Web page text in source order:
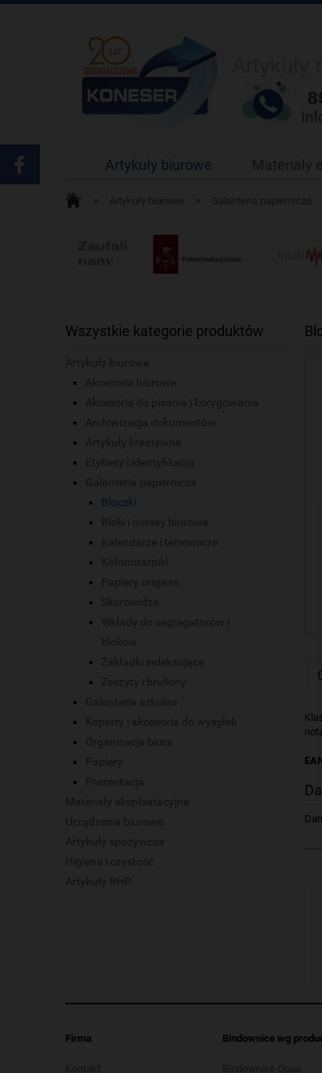
Artykuły biurowe Materiały
Artykuły biurowe Galanteria papiernicza
Wszystkie kategorie produktów
Artykuły biurowe
Akcesoria biurowe
Akcesoria do pisania i korygowania
Archiwizacja dokumentów
Artykuły kreatywne
Etykiety i identyfikacja
Galanteria papiernicza
Bloczki
Bloki i notesy biurowe
Kalendarze i terminarze
Kołonotatniki
Papiery origami
Skorowidze
Wkłady do segregatorów i
bloków
Zakładki indeksujące
Zeszyty i bruliony
Galanteria szkolna
Koperty i akcesoria do wysyłek
Organizacja biura
Papiery
Prezentacja
Materiały eksploatacyjne
Urządzenia biurowe
Artykuły spożywcze
Higiena i czystość
Artykuły BHP
Firma
Kontakt
Bindownice wg
Bindownice Opus